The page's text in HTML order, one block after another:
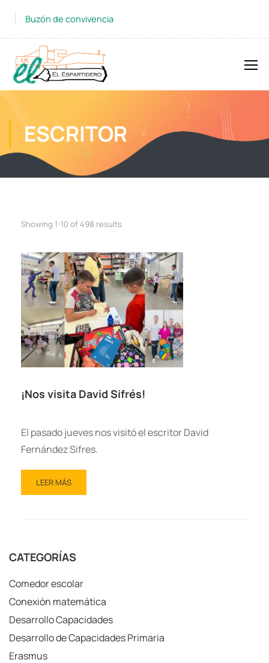
Buzón de convivencia
ESCRITOR
Showing 1-10 of 498 results
¡Nos visita David Sifrés!
El pasado jueves nos visitó el escritor David
Fernández Sifres.
LEER MÁS
CATEGORÍAS
Comedor escolar
Conexión matemática
Desarrollo Capacidades
Desarrollo de Capacidades Primaria
Erasmus